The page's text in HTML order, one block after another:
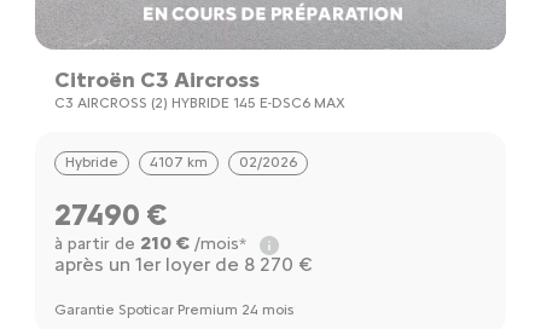
Citroën C3 Aircross
C3 AIRCROSS (2) HYBRIDE 145 E-DSC6 MAX
Hybride 4107 km 02/2026
27490 €
à partir de 210 €/mois*
après un 1er loyer de 8 270 €
Garantie Spoticar Premium 24 mois